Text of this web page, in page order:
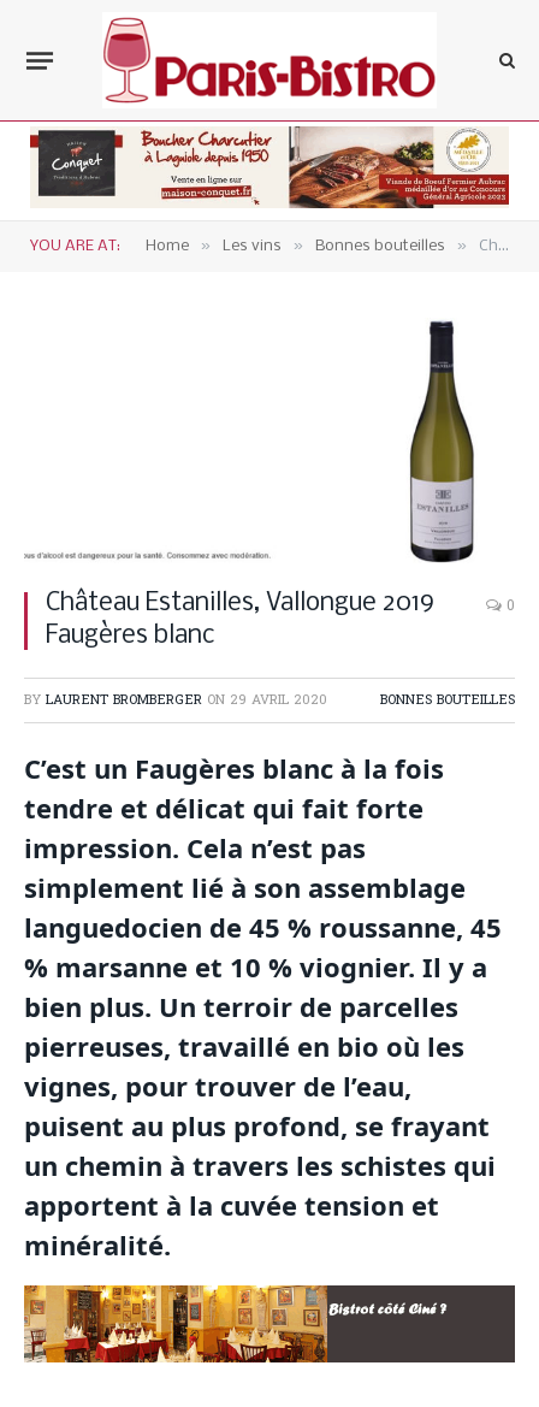
YOU ARE AT: Home » Les vins » Bonnes bouteilles » Château Estanilles, Vallongue 2019 Faugères blanc
Château Estanilles, Vallongue 2019
Faugères blanc
0
BY LAURENT BROMBERGER ON 29 AVRIL 2020 BONNES BOUTEILLES
C’est un Faugères blanc à la fois
tendre et délicat qui fait forte
impression. Cela n’est pas
simplement lié à son assemblage
languedocien de 45 % roussanne, 45
% marsanne et 10 % viognier. Il y a
bien plus. Un terroir de parcelles
pierreuses, travaillé en bio où les
vignes, pour trouver de l’eau,
puisent au plus profond, se frayant
un chemin à travers les schistes qui
apportent à la cuvée tension et
minéralité.